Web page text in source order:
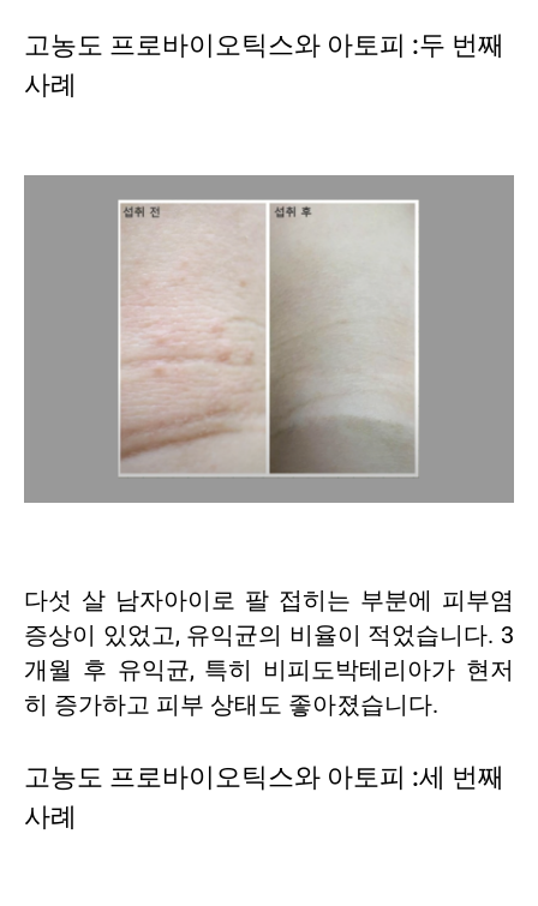
고농도 프로바이오틱스와 아토피 :두 번째
사례
다섯 살 남자아이로 팔 접히는 부분에 피부염
증상이 있었고, 유익균의 비율이 적었습니다. 3
개월 후 유익균, 특히 비피도박테리아가 현저
히 증가하고 피부 상태도 좋아졌습니다.
고농도 프로바이오틱스와 아토피 :세 번째
사례